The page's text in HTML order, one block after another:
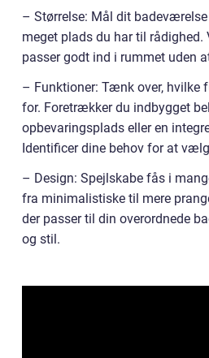
– Størrelse: Mål dit
meget plads du har til
passer godt ind i rummet uden
– Funktioner: Tænk over, hvilke
for. Foretrækker du indbygget
opbevaringsplads eller en
Identificer dine behov for at
– Design: Spejlskabe fås i
fra minimalistiske til mere
der passer til din overordnede
og stil.